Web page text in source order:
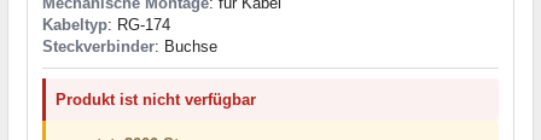
Kabeltyp: RG-174
Steckverbinder: Buchse
Produkt ist nicht verfügbar